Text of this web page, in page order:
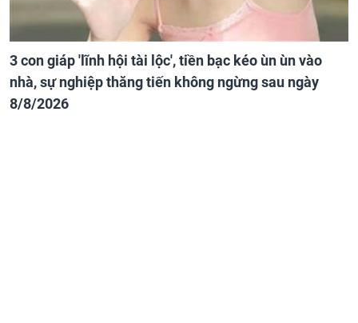
3 con giáp 'lĩnh hội tài lộc', tiền bạc kéo ùn ùn vào
nhà, sự nghiệp thăng tiến không ngừng sau ngày
8/8/2026